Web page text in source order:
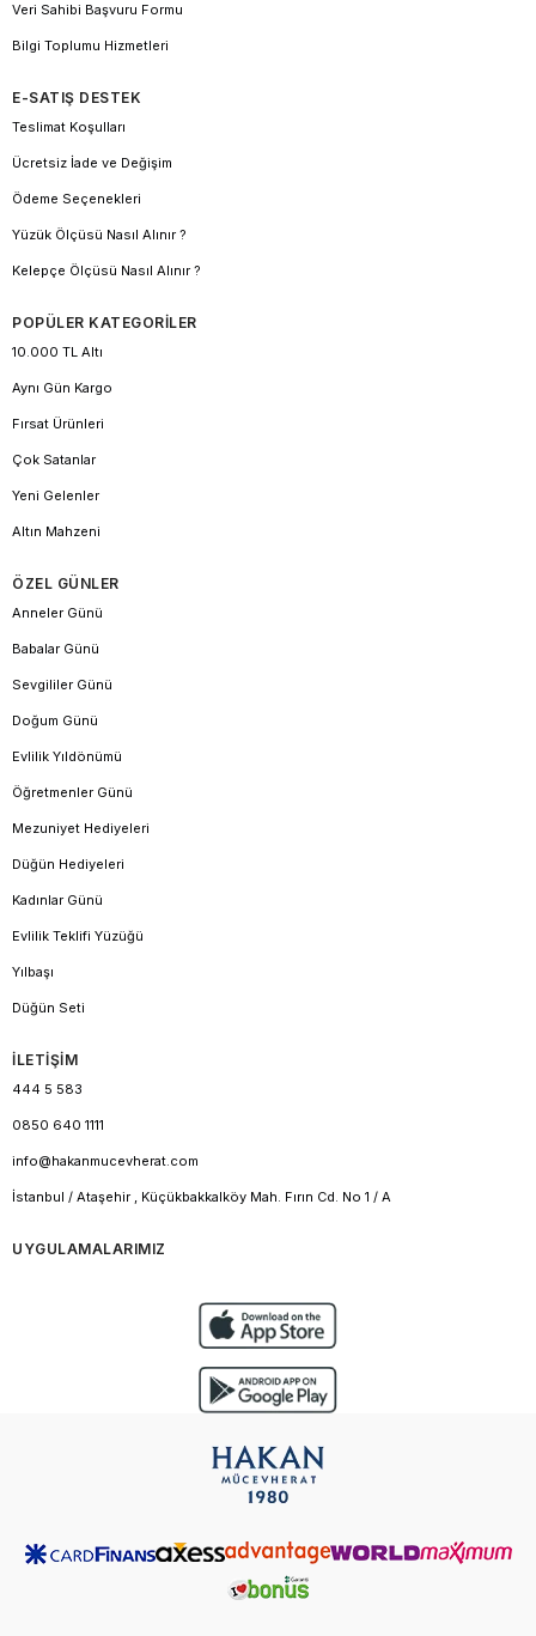
Veri Sahibi Başvuru Formu
Bilgi Toplumu Hizmetleri
E-SATIŞ DESTEK
Teslimat Koşulları
Ücretsiz İade ve Değişim
Ödeme Seçenekleri
Yüzük Ölçüsü Nasıl Alınır ?
Kelepçe Ölçüsü Nasıl Alınır ?
POPÜLER KATEGORİLER
10.000 TL Altı
Aynı Gün Kargo
Fırsat Ürünleri
Çok Satanlar
Yeni Gelenler
Altın Mahzeni
ÖZEL GÜNLER
Anneler Günü
Babalar Günü
Sevgililer Günü
Doğum Günü
Evlilik Yıldönümü
Öğretmenler Günü
Mezuniyet Hediyeleri
Düğün Hediyeleri
Kadınlar Günü
Evlilik Teklifi Yüzüğü
Yılbaşı
Düğün Seti
İLETİŞİM
444 5 583
0850 640 1111
info@hakanmucevherat.com
İstanbul / Ataşehir , Küçükbakkalköy Mah. Fırın Cd. No 1 / A
UYGULAMALARIMIZ